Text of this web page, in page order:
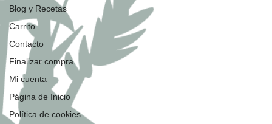
Blog y Recetas
Carrito
Contacto
Finalizar compra
Mi cuenta
Página de Inicio
Política de cookies